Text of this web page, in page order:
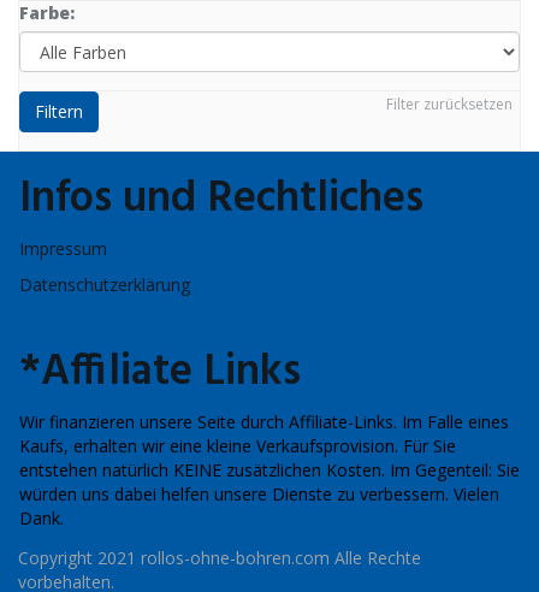
Farbe:
Filter zurücksetzen
Filtern
Infos und Rechtliches
Impressum
Datenschutzerklärung
*Affiliate Links
Wir finanzieren unsere Seite durch Affiliate-Links. Im Falle eines
Kaufs, erhalten wir eine kleine Verkaufsprovision. Für Sie
entstehen natürlich KEINE zusätzlichen Kosten. Im Gegenteil: Sie
würden uns dabei helfen unsere Dienste zu verbessern. Vielen
Dank.
Copyright 2021 rollos-ohne-bohren.com Alle Rechte
vorbehalten.